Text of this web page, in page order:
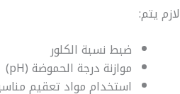
لازم يتم:
ضبط نسبة الكلور
موازنة درجة الحموضة (pH)
استخدام مواد تعقيم